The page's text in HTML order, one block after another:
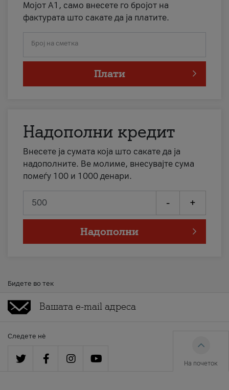
Мојот А1, само внесете го бројот на
фактурата што сакате да ја платите.
Број на сметка
Плати
Надополни кредит
Внесете ја сумата која што сакате да ја
надополните. Ве молиме, внесувајте сума
помеѓу 100 и 1000 денари.
- +
Надополни
Бидете во тек
Следете нè
На почеток